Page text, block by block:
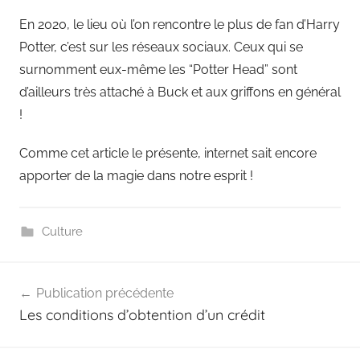
En 2020, le lieu où l’on rencontre le plus de fan d’Harry
Potter, c’est sur les réseaux sociaux. Ceux qui se
surnomment eux-même les “Potter Head” sont
d’ailleurs très attaché à Buck et aux griffons en général
!
Comme cet article le présente, internet sait encore
apporter de la magie dans notre esprit !
Culture
de
Publication précédente
Les conditions d’obtention d’un crédit